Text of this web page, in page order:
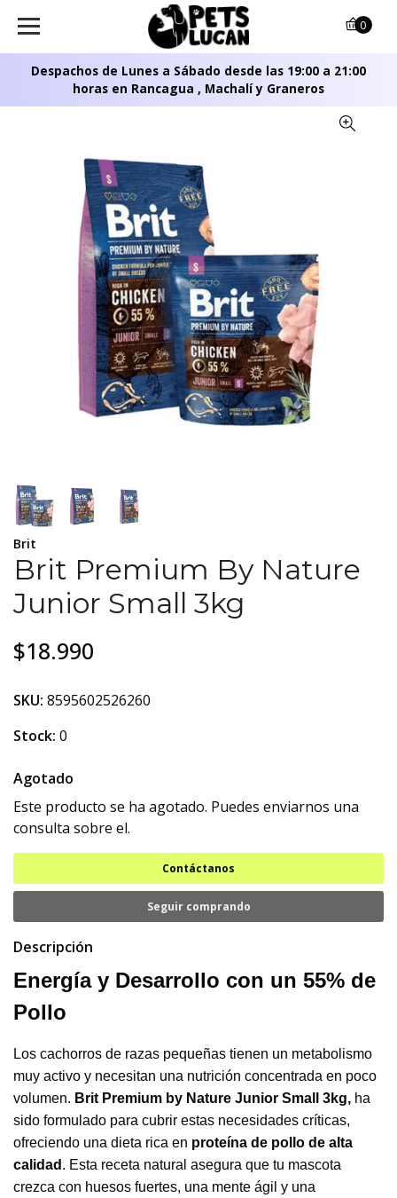
Despachos de Lunes a Sábado desde las 19:00 a 21:00
horas en Rancagua , Machalí y Graneros
0
Brit
Brit Premium By Nature
Junior Small 3kg
$18.990
SKU: 8595602526260
Stock: 0
Agotado
Este producto se ha agotado. Puedes enviarnos una
consulta sobre el.
Contáctanos
Seguir comprando
Descripción
Energía y Desarrollo con un 55% de
Pollo
Los cachorros de razas pequeñas tienen un metabolismo
muy activo y necesitan una nutrición concentrada en poco
volumen. Brit Premium by Nature Junior Small 3kg, ha
sido formulado para cubrir estas necesidades críticas,
ofreciendo una dieta rica en proteína de pollo de alta
calidad . Esta receta natural asegura que tu mascota
crezca con huesos fuertes, una mente ágil y una